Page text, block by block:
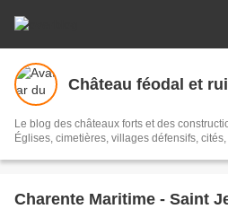
Château féodal et
Le blog des châteaux forts et des
Églises, cimetières, villages défensifs,
Charente Maritime - Saint